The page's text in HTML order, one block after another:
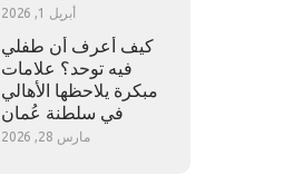
أبريل 1, 2026
كيف أعرف أن طفلي
فيه توحد؟ علامات
مبكرة يلاحظها الأهالي
في سلطنة عُمان
مارس 28, 2026